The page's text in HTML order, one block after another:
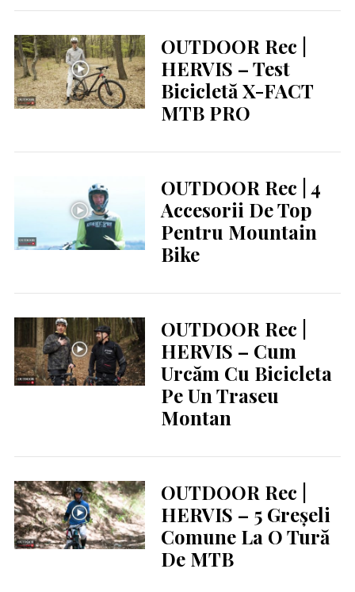
OUTDOOR Rec |
HERVIS – Test
Bicicletă X-FACT
MTB PRO
OUTDOOR Rec | 4
Accesorii De Top
Pentru Mountain
Bike
OUTDOOR Rec |
HERVIS – Cum
Urcăm Cu Bicicleta
Pe Un Traseu
Montan
OUTDOOR Rec |
HERVIS – 5 Greșeli
Comune La O Tură
De MTB